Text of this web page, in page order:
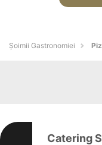
Șoimii Gastronomiei
Catering